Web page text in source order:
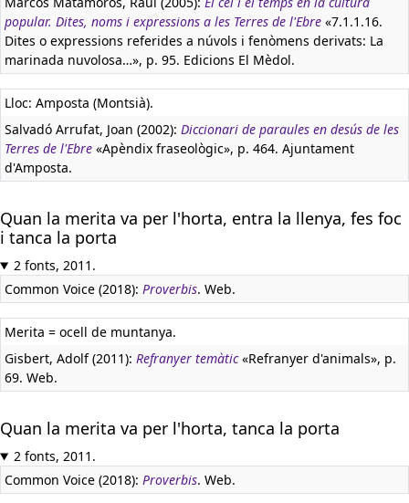
popular. Dites, noms i expressions a les Terres de l'Ebre «7.1.1.16.
Dites o expressions referides a núvols i fenòmens derivats: La
marinada nuvolosa…», p. 95. Edicions El Mèdol.
Lloc: Amposta (Montsià).
Salvadó Arrufat, Joan (2002): Diccionari de paraules en desús de les
Terres de l'Ebre «Apèndix fraseològic», p. 464. Ajuntament
d'Amposta.
Quan la merita va per l'horta, entra la llenya, fes foc
i tanca la porta
2 fonts, 2011.
Common Voice (2018): Proverbis. Web.
Merita = ocell de muntanya.
Gisbert, Adolf (2011): Refranyer temàtic«Refranyer d'animals», p.
69. Web.
Quan la merita va per l'horta, tanca la porta
2 fonts, 2011.
Common Voice (2018): Proverbis. Web.